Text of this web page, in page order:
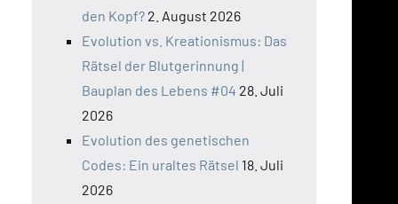
den Kopf? 2. August 2026
Evolution vs. Kreationismus: Das
Rätsel der Blutgerinnung |
Bauplan des Lebens #04 28. Juli
2026
Evolution des genetischen
Codes: Ein uraltes Rätsel 18. Juli
2026